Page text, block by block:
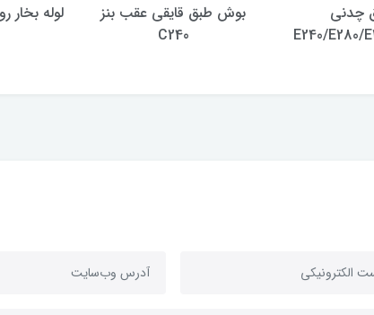
چدنی
E240/E280/
بوش طبق قایقی عقب بنز
C240